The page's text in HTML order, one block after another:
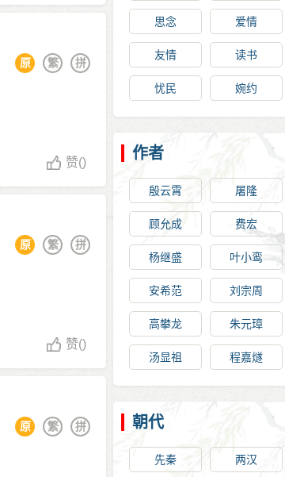
拼
繁
原
赞()
拼
繁
原
赞()
拼
繁
原
思念 爱情
友情 读书
忧民 婉约
作者
殷云霄 屠隆
顾允成 费宏
杨继盛 叶小鸾
安希范 刘宗周
高攀龙 朱元璋
汤显祖 程嘉燧
朝代
先秦 两汉